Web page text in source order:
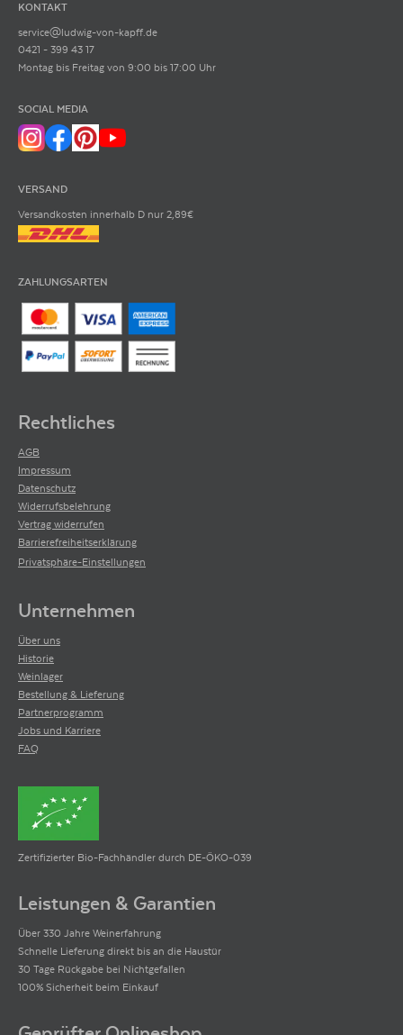
KONTAKT
service@ludwig-von-kapff.de
0421 - 399 43 17
Montag bis Freitag von 9:00 bis 17:00 Uhr
SOCIAL MEDIA
VERSAND
Versandkosten innerhalb D nur 2,89€
ZAHLUNGSARTEN
Rechtliches
AGB
Impressum
Datenschutz
Widerrufsbelehrung
Vertrag widerrufen
Barrierefreiheitserklärung
Privatsphäre-Einstellungen
Unternehmen
Über uns
Historie
Weinlager
Bestellung & Lieferung
Partnerprogramm
Jobs und Karriere
FAQ
Zertifizierter Bio-Fachhändler durch DE-ÖKO-039
Leistungen & Garantien
Über 330 Jahre Weinerfahrung
Schnelle Lieferung direkt bis an die Haustür
30 Tage Rückgabe bei Nichtgefallen
100% Sicherheit beim Einkauf